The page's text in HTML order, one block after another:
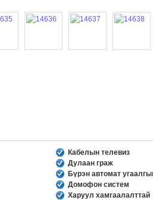
Кабелын телевиз
Дулаан граж
Бүрэн автомат
Домофон систем
Харуул хамгаалалттай